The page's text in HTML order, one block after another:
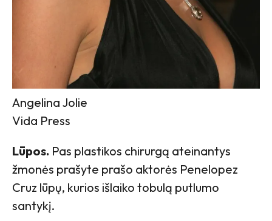
Angelina Jolie
Vida Press
Lūpos. Pas plastikos chirurgą ateinantys
žmonės prašyte prašo aktorės Penelopez
Cruz lūpų, kurios išlaiko tobulą putlumo
santykį.